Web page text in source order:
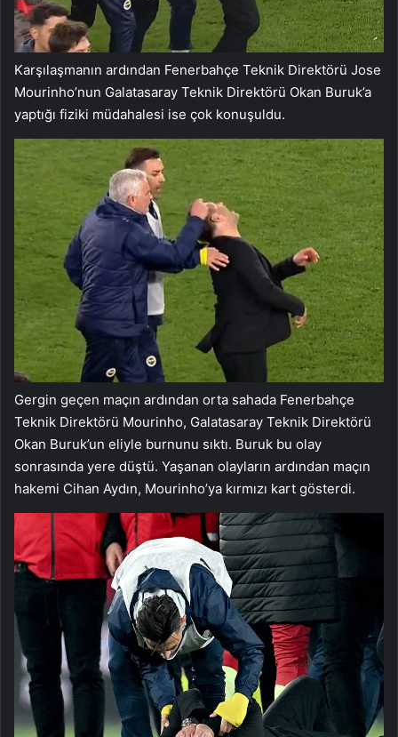
Karşılaşmanın ardından Fenerbahçe Teknik Direktörü Jose
Mourinho’nun Galatasaray Teknik Direktörü Okan Buruk’a
yaptığı fiziki müdahalesi ise çok konuşuldu.
Gergin geçen maçın ardından orta sahada Fenerbahçe
Teknik Direktörü Mourinho, Galatasaray Teknik Direktörü
Okan Buruk’un eliyle burnunu sıktı. Buruk bu olay
sonrasında yere düştü. Yaşanan olayların ardından maçın
hakemi Cihan Aydın, Mourinho’ya kırmızı kart gösterdi.